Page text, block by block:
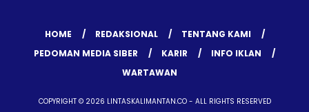
HOME REDAKSIONAL
TENTANG KAMI
PEDOMAN MEDIA SIBER
KARIR
INFO IKLAN
WARTAWAN
COPYRIGHT © 2026 LINTASKALIMANTAN.CO - ALL RIGHTS RESERVED